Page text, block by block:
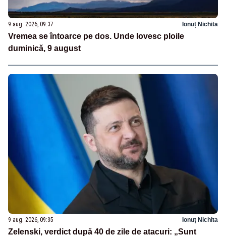
9 aug. 2026, 09:37 Ionuț Nichita
Vremea se întoarce pe dos. Unde lovesc ploile
duminică, 9 august
9 aug. 2026, 09:35 Ionuț Nichita
Zelenski, verdict după 40 de zile de atacuri: „Sunt